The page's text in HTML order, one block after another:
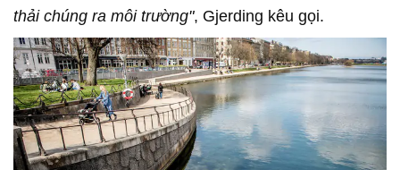
thải chúng ra môi trường", Gjerding kêu gọi.